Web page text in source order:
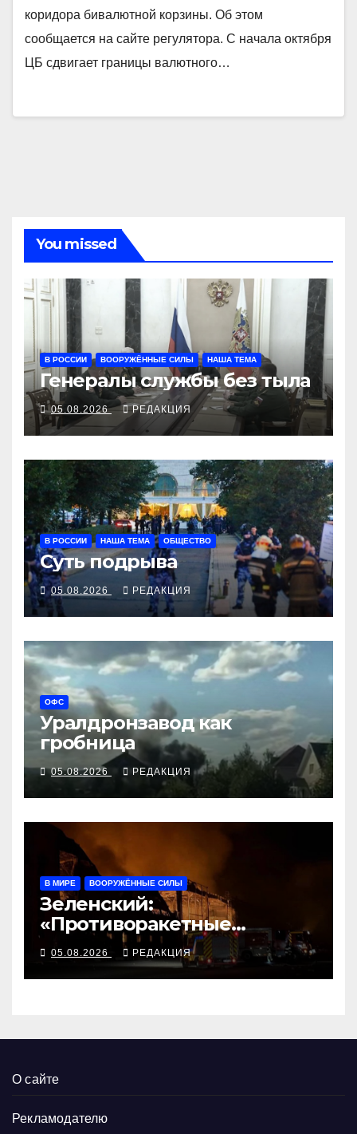
коридора бивалютной корзины. Об этом
сообщается на сайте регулятора. С начала октября
ЦБ сдвигает границы валютного…
You missed
В РОССИИ ВООРУЖЁННЫЕ СИЛЫ НАША ТЕМА
Генералы службы без тыла
05.08.2026 РЕДАКЦИЯ
В РОССИИ НАША ТЕМА ОБЩЕСТВО
Суть подрыва
05.08.2026 РЕДАКЦИЯ
ОФС
Уралдронзавод как
гробница
05.08.2026 РЕДАКЦИЯ
В МИРЕ ВООРУЖЁННЫЕ СИЛЫ
Зеленский:
«Противоракетные
средства могли бы спасти
погибших сегодня»
05.08.2026 РЕДАКЦИЯ
О сайте
Рекламодателю